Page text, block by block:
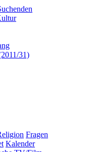
31)
Fragen
Kalender